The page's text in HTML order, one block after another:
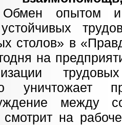
опытом и
столов» в
на
уничтожает
между
на